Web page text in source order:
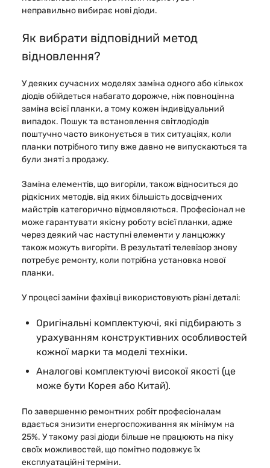
неправильно вибирає нові діоди.
Як вибрати відповідний метод
відновлення?
У деяких сучасних моделях заміна одного або кількох
діодів обійдеться набагато дорожче, ніж повноцінна
заміна всієї планки, а тому кожен індивідуальний
випадок. Пошук та встановлення світлодіодів
поштучно часто виконується в тих ситуаціях, коли
планки потрібного типу вже давно не випускаються та
були зняті з продажу.
Заміна елементів, що вигоріли, також відноситься до
рідкісних методів, від яких більшість досвідчених
майстрів категорично відмовляються. Професіонал не
може гарантувати якісну роботу всієї планки, адже
через деякий час наступні елементи у ланцюжку
також можуть вигоріти. В результаті телевізор знову
потребує ремонту, коли потрібна установка нової
планки.
У процесі заміни фахівці використовують різні деталі:
Оригінальні комплектуючі, які підбирають з
урахуванням конструктивних особливостей
кожної марки та моделі техніки.
Аналогові комплектуючі високої якості (це
може бути Корея або Китай).
По завершенню ремонтних робіт професіоналам
вдається знизити енергоспоживання як мінімум на
25%. У такому разі діоди більше не працюють на піку
своїх можливостей, що помітно подовжує їх
експлуатаційні терміни.